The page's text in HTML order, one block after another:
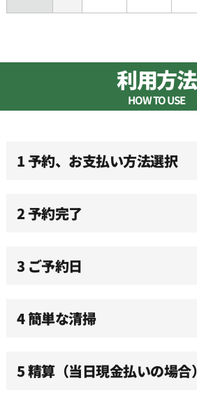
利用方法
HOW TO USE
1 予約、お支払い方法選択
2 予約完了
3 ご予約日
4 簡単な清掃
5 精算（当日現金払いの場合）